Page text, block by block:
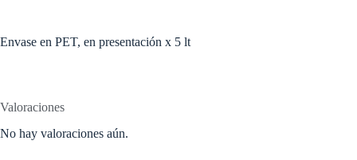
Envase en PET, en presentación x 5 lt
Valoraciones
No hay valoraciones aún.